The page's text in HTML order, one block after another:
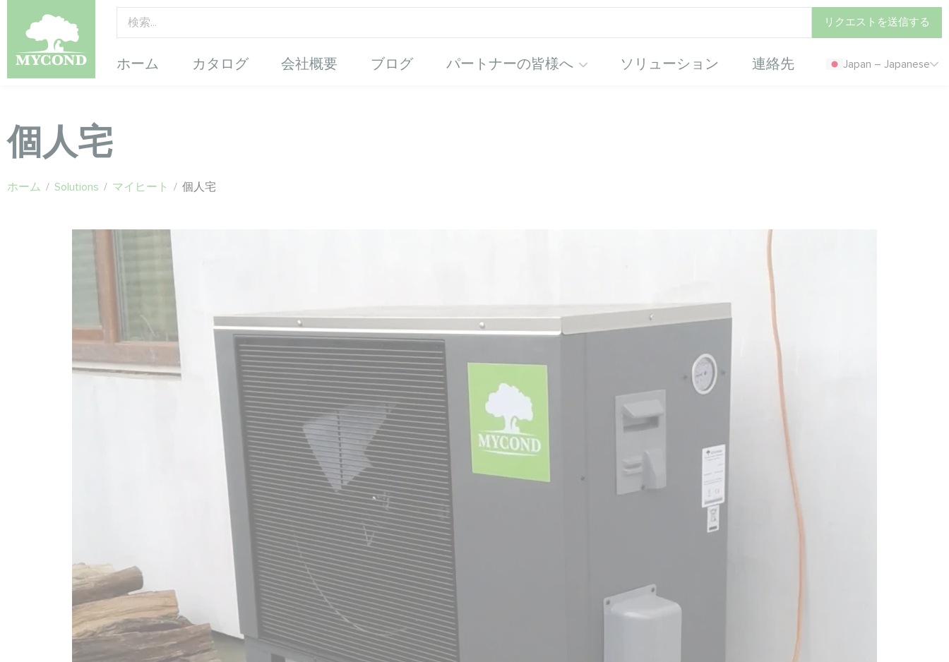
リクエストを送信する
ホーム カタログ 会社概要 ブログ パートナーの皆様へ ソリューション 連絡先 Japan – Japanese
個人宅
ホーム / Solutions / マイヒート / 個人宅